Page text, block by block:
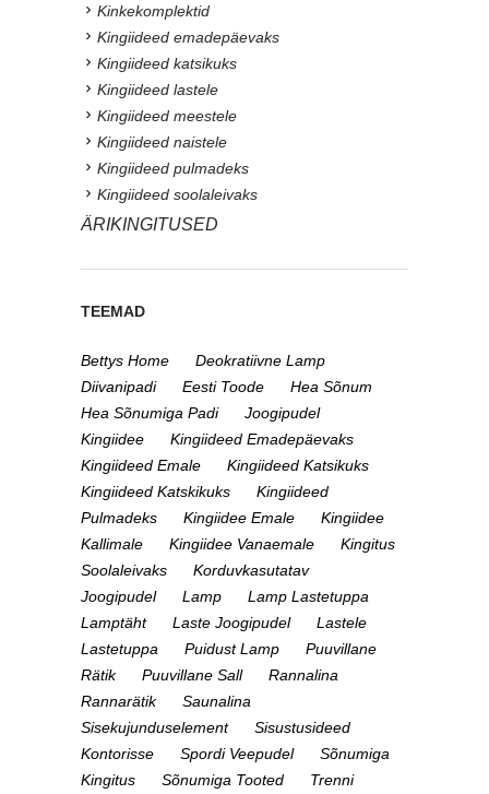
Kinkekomplektid
Kingiideed emadepäevaks
Kingiideed katsikuks
Kingiideed lastele
Kingiideed meestele
Kingiideed naistele
Kingiideed pulmadeks
Kingiideed soolaleivaks
ÄRIKINGITUSED
TEEMAD
Bettys Home
Deokratiivne Lamp
Diivanipadi
Eesti Toode
Hea Sõnum
Hea Sõnumiga Padi
Joogipudel
Kingiidee
Kingiideed Emadepäevaks
Kingiideed Emale
Kingiideed Katsikuks
Kingiideed Katskikuks
Kingiideed
Pulmadeks
Kingiidee Emale
Kingiidee
Kallimale
Kingiidee Vanaemale
Kingitus
Soolaleivaks
Korduvkasutatav
Joogipudel
Lamp
Lamp Lastetuppa
Lamptäht
Laste Joogipudel
Lastele
Lastetuppa
Puidust Lamp
Puuvillane
Rätik
Puuvillane Sall
Rannalina
Rannarätik
Saunalina
Sisekujunduselement
Sisustusideed
Kontorisse
Spordi Veepudel
Sõnumiga
Kingitus
Sõnumiga Tooted
Trenni